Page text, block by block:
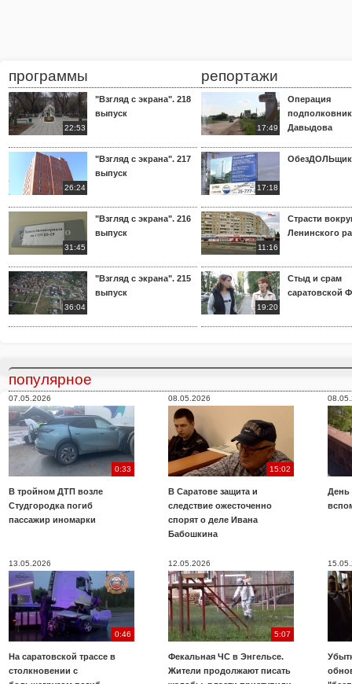
программы
22:53
"Взгляд с экрана". 218
выпуск
26:24
"Взгляд с экрана". 217
выпуск
31:45
"Взгляд с экрана". 216
выпуск
36:04
"Взгляд с экрана". 215
выпуск
репортажи
17:49
Операция
Давыдова
17:18
11:16
Страсти
Ленинского
19:20
Стыд и срам
саратовской
популярное
07.05.2026
0:33
В тройном ДТП возле
Студгородка погиб
пассажир иномарки
08.05.2026
15:02
В Саратове защита и
следствие ожесточенно
спорят о деле Ивана
Бабошкина
День
13.05.2026
0:46
На саратовской трассе в
столкновении с
12.05.2026
5:07
Фекальная ЧС в Энгельсе.
Жители продолжают писать